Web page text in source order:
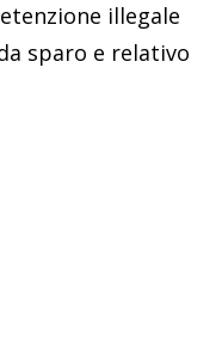
illegale
sparo e relativo